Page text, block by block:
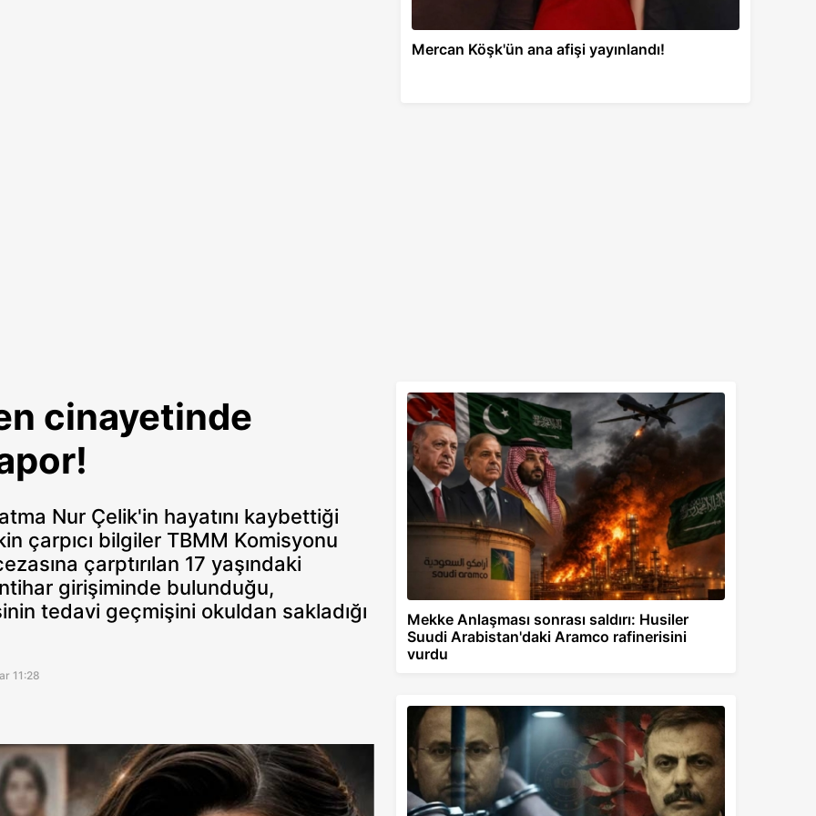
Mercan Köşk'ün ana afişi yayınlandı!
cinayetinde
Nur Çelik'in hayatını kaybettiği
çarpıcı bilgiler TBMM Komisyonu
çarptırılan 17 yaşındaki
girişiminde bulunduğu,
tedavi geçmişini okuldan sakladığı
11:28
Mekke Anlaşması sonrası saldırı: Husiler
Suudi Arabistan'daki Aramco rafinerisini
vurdu